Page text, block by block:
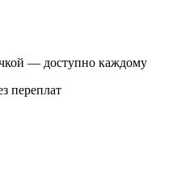
— доступно каждому
переплат